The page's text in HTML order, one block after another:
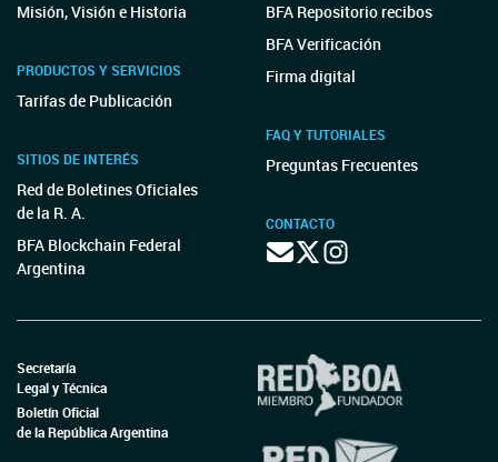
Misión, Visión e Historia
PRODUCTOS Y SERVICIOS
Tarifas de Publicación
SITIOS DE INTERÉS
Red de Boletines Oficiales
de la R. A.
BFA Blockchain Federal
Argentina
BFA Repositorio recibos
BFA Verificación
Firma digital
FAQ Y TUTORIALES
Preguntas Frecuentes
CONTACTO
Secretaría
Legal y Técnica
Boletín Oficial
de la República Argentina